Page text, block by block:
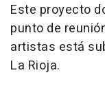
Este proyecto
punto de
artistas está
La Rioja.